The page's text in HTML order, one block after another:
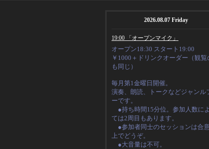
2026.08.07 Friday
19:00 「オープンマイク」
オープン18:30 スタート19:00
￥1000＋ドリンクオーダー（観覧
も同じ）
毎月第1金曜日開催。
演奏、朗読、トークなどジャンル
ーです。
●持ち時間15分位。 参加人数に
ては2周目もあります。
●参加者同士のセッションは合
上でどうぞ。
●大音量は不可。